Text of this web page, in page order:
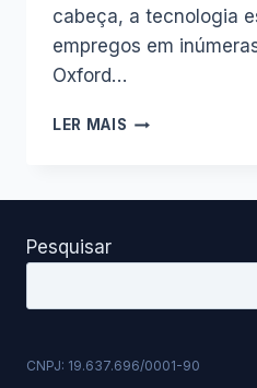
cabeça, a tecnologia
empregos em
Oxford…
LER MAIS O
Pesquisar
CNPJ: 19.637.696/0001-90